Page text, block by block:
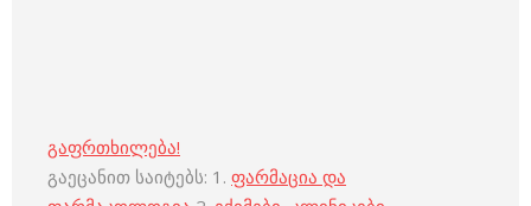
გაფრთხილება!
გაეცანით საიტებს: 1. ფარმაცია და